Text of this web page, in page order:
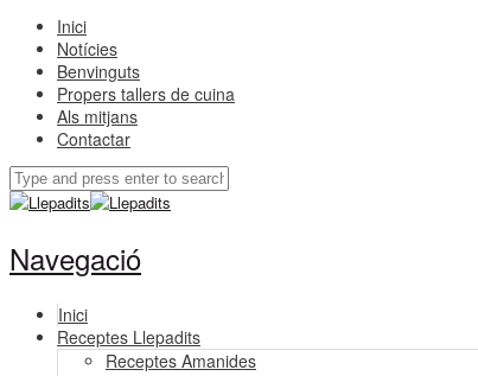
Inici
Notícies
Benvinguts
Propers tallers de cuina
Als mitjans
Contactar
Navegació
Inici
Receptes Llepadits
Receptes Amanides